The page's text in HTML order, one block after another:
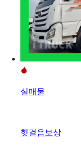
실매물
헛걸음보상